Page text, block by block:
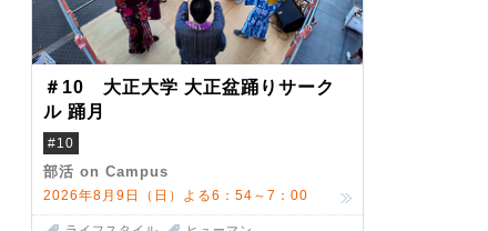
＃10 大正大学 大正盆踊りサーク
ル 踊月
#10
部活 on Campus
2026年8月9日（日）よる6：54～7：00